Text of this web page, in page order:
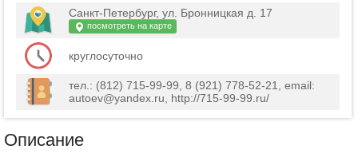
Санкт-Петербург, ул. Бронницкая д. 17
посмотреть на карте
круглосуточно
тел.: (812) 715-99-99, 8 (921) 778-52-21, email:
autoev@yandex.ru, http://715-99-99.ru/
Описание